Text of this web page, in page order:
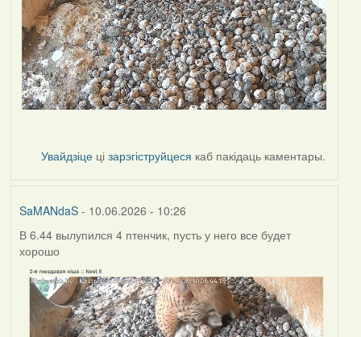
Увайдзіце цізарэгіструйцеся каб пакідаць каментары.
SaMANdaS- 10.06.2026 - 10:26
В 6.44 вылупился 4 птенчик, пусть у него все будет
хорошо